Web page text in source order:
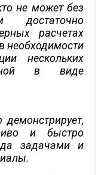
не может без
достаточно
расчетах
необходимости
нескольких
в виде
и быстро
задачами и